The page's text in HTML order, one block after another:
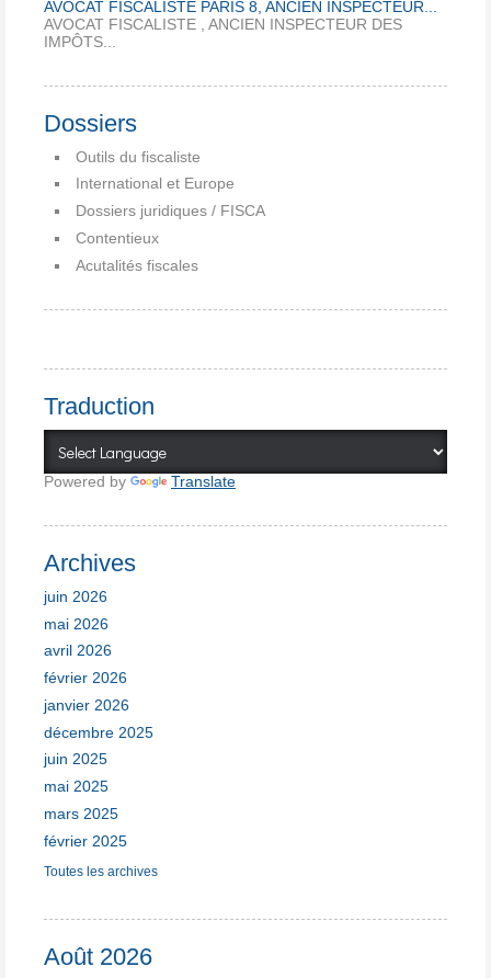
AVOCAT FISCALISTE PARIS 8, ANCIEN INSPECTEUR...
AVOCAT FISCALISTE , ANCIEN INSPECTEUR DES
IMPÔTS...
Dossiers
Outils du fiscaliste
International et Europe
Dossiers juridiques / FISCA
Contentieux
Acutalités fiscales
Traduction
Powered by Translate
Archives
juin 2026
mai 2026
avril 2026
février 2026
janvier 2026
décembre 2025
juin 2025
mai 2025
mars 2025
février 2025
Toutes les archives
Août 2026